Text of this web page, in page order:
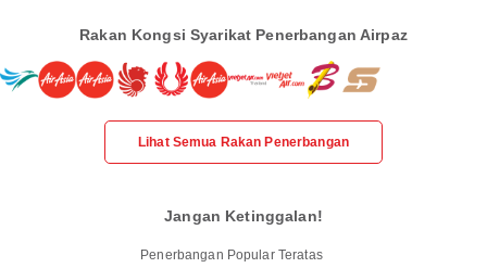
Rakan Kongsi Syarikat Penerbangan Airpaz
Lihat Semua Rakan Penerbangan
Jangan Ketinggalan!
Penerbangan Popular Teratas